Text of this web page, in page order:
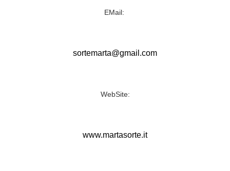
EMail:
sortemarta@gmail.com
WebSite:
www.martasorte.it